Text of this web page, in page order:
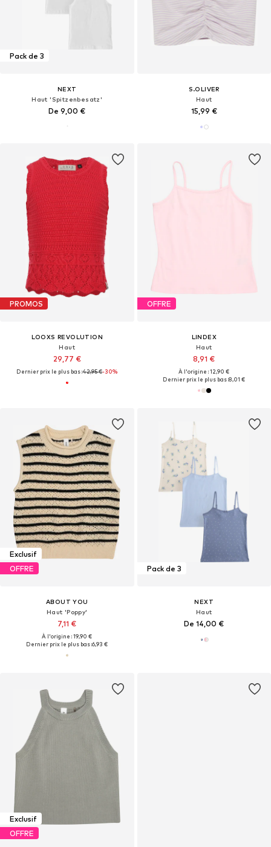
Pack de 3
NEXT
Haut 'Spitzenbesatz'
De 9,00 €
S.OLIVER
Haut
15,99 €
PROMOS
LOOXS REVOLUTION
Haut
29,77 €
Dernier prix le plus bas :42,95 €-30%
OFFRE
LINDEX
Haut
8,91 €
À l'origine : 12,90 €
Dernier prix le plus bas :8,01 €
Exclusif
OFFRE
ABOUT YOU
Haut 'Poppy'
7,11 €
À l'origine : 19,90 €
Dernier prix le plus bas :6,93 €
Pack de 3
NEXT
Haut
De 14,00 €
Exclusif
OFFRE